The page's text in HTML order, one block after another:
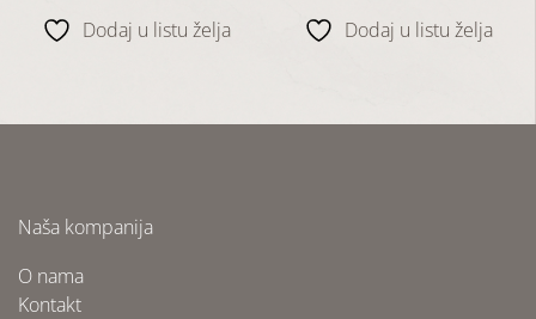
Dodaj u listu želja Dodaj u listu želja
Naša kompanija
O nama
Kontakt